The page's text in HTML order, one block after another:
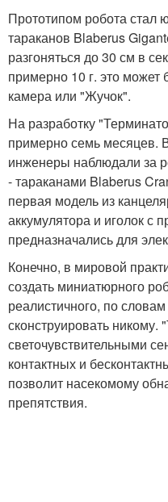
Прототипом робота стал
тараканов Blaberus
разгоняться до 30 см в
примерно 10 г. это
камера или "Жучок".
На разработку
примерно семь месяцев.
инженеры наблюдали за
- тараканами Blaberus
первая модель из
аккумулятора и иголок с
предназначались для
Конечно, в мировой
создать миниатюрного
реалистичного, по
сконструировать никому.
светочувствительными
контактных и
позволит насекомому
препятствия.